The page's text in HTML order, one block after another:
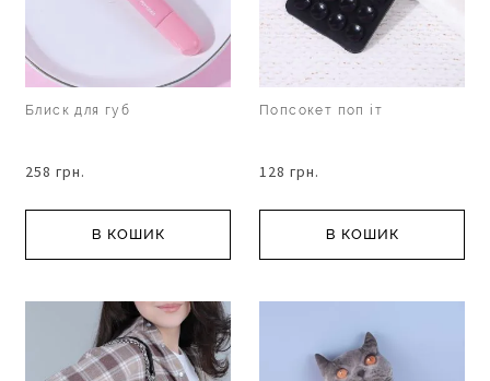
Блиск для губ
258 грн.
В КОШИК
Попсокет поп іт
128 грн.
В КОШИК